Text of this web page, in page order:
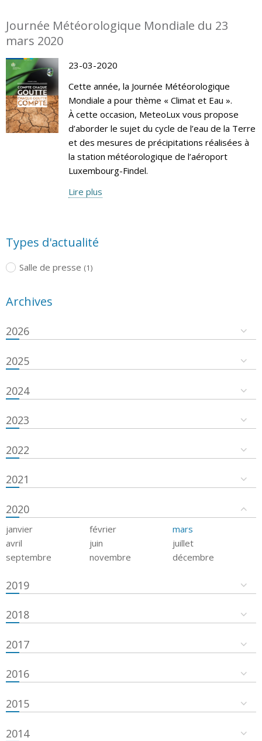
Journée Météorologique Mondiale du 23
mars 2020
23-03-2020
Cette année, la Journée Météorologique
Mondiale a pour thème « Climat et Eau ».
À cette occasion, MeteoLux vous propose
d’aborder le sujet du cycle de l’eau de la Terre
et des mesures de précipitations réalisées à
la station météorologique de l’aéroport
Luxembourg-Findel.
Lire plus
Types d'actualité
Salle de presse (1)
Archives
2026
2025
2024
2023
2022
2021
2020
janvier février
mars
avril
juin
juillet
septembre
novembre décembre
2019
2018
2017
2016
2015
2014